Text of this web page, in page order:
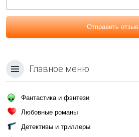
Отправить отзыв
Главное меню
Фантастика и фэнтези
Любовные романы
Детективы и триллеры